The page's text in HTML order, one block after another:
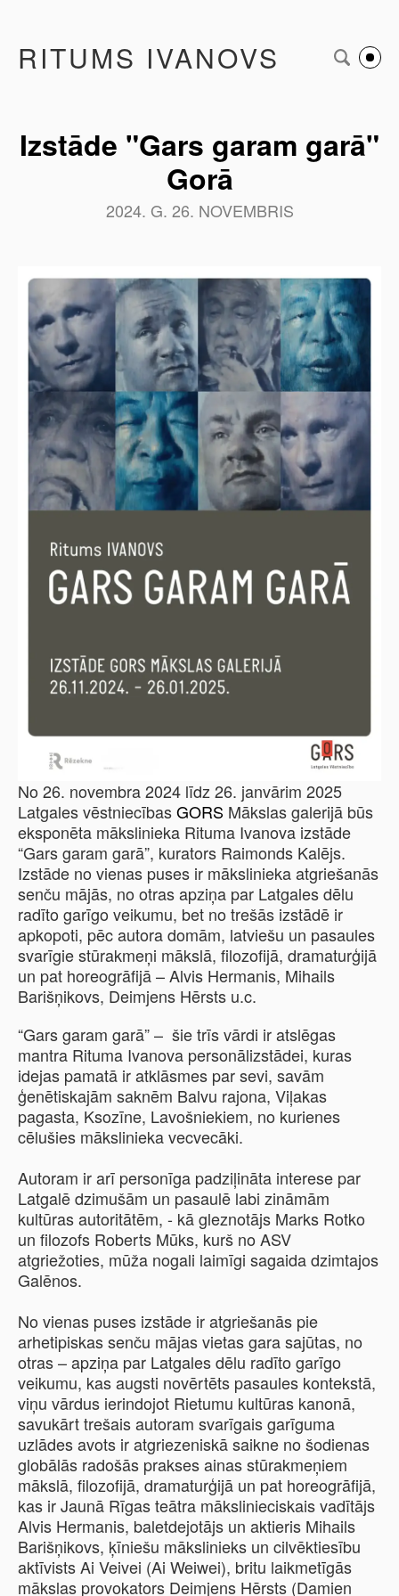
RITUMS IVANOVS
Izstāde "Gars garam garā"
Gorā
2024. G. 26. NOVEMBRIS
No 26. novembra 2024 līdz 26. janvārim 2025
Latgales vēstniecībasGORS Mākslas galerijā būs
eksponēta mākslinieka Rituma Ivanova izstāde
“Gars garam garā”, kurators Raimonds Kalējs.
Izstāde no vienas puses ir mākslinieka atgriešanās
senču mājās, no otras apziņa par Latgales dēlu
radīto garīgo veikumu, bet no trešās izstādē ir
apkopoti, pēc autora domām, latviešu un pasaules
svarīgie stūrakmeņi mākslā, filozofijā, dramaturģijā
un pat horeogrāfijā – Alvis Hermanis, Mihails
Barišņikovs, Deimjens Hērsts u.c.
“Gars garam garā” – šie trīs vārdi ir atslēgas
mantra Rituma Ivanova personālizstādei, kuras
idejas pamatā ir atklāsmes par sevi, savām
ģenētiskajām saknēm Balvu rajona, Viļakas
pagasta, Ksozīne, Lavošniekiem, no kurienes
cēlušies mākslinieka vecvecāki.
Autoram ir arī personīga padziļināta interese par
Latgalē dzimušām un pasaulē labi zināmām
kultūras autoritātēm, - kā gleznotājs Marks Rotko
un filozofs Roberts Mūks, kurš no ASV
atgriežoties, mūža nogali laimīgi sagaida dzimtajos
Galēnos.
No vienas puses izstāde ir atgriešanās pie
arhetipiskas senču mājas vietas gara sajūtas, no
otras – apziņa par Latgales dēlu radīto garīgo
veikumu, kas augsti novērtēts pasaules kontekstā,
viņu vārdus ierindojot Rietumu kultūras kanonā,
savukārt trešais autoram svarīgais garīguma
uzlādes avots ir atgriezeniskā saikne no šodienas
globālās radošās prakses ainas stūrakmeņiem
mākslā, filozofijā, dramaturģijā un pat horeogrāfijā,
kas ir Jaunā Rīgas teātra mākslinieciskais vadītājs
Alvis Hermanis, baletdejotājs un aktieris Mihails
Barišņikovs, ķīniešu mākslinieks un cilvēktiesību
aktīvists Ai Veivei (Ai Weiwei), britu laikmetīgās
mākslas provokators Deimjens Hērsts (Damien